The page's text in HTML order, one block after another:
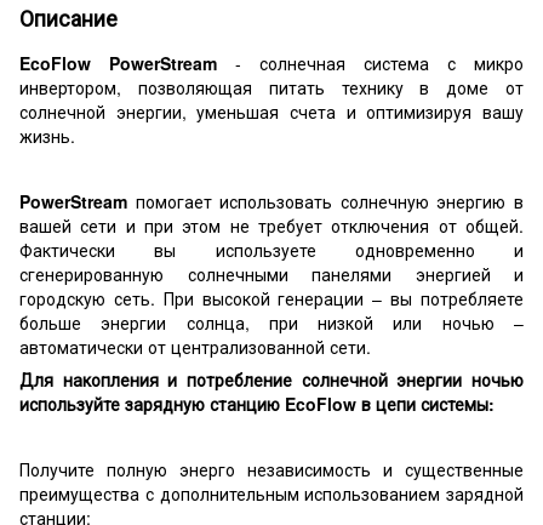
Описание
EcoFlow PowerStream - солнечная система с микро
инвертором, позволяющая питать технику в доме от
солнечной энергии, уменьшая счета и оптимизируя вашу
жизнь.
PowerStream помогает использовать солнечную энергию в
вашей сети и при этом не требует отключения от общей.
Фактически вы используете одновременно и
сгенерированную солнечными панелями энергией и
городскую сеть. При высокой генерации – вы потребляете
больше энергии солнца, при низкой или ночью –
автоматически от централизованной сети.
Для накопления и потребление солнечной энергии ночью
используйте зарядную станцию ​​EcoFlow в цепи системы:
Получите полную энерго независимость и существенные
преимущества с дополнительным использованием зарядной
станции: